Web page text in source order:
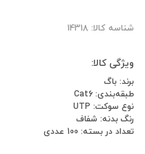
شناسه کالا: 14318
ویژگی کالا:
برند: باگ
طبقه‌بندی: Cat6
نوع سوکت: UTP
رنگ بدنه: شفاف
تعداد در بسته: 100 عددی